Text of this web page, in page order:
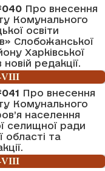
Про внесення
Комунального
освіти
Слобожанської
Харківської
редакції.
VIII
Про внесення
Комунального
населення
селищної ради
області та
VIII